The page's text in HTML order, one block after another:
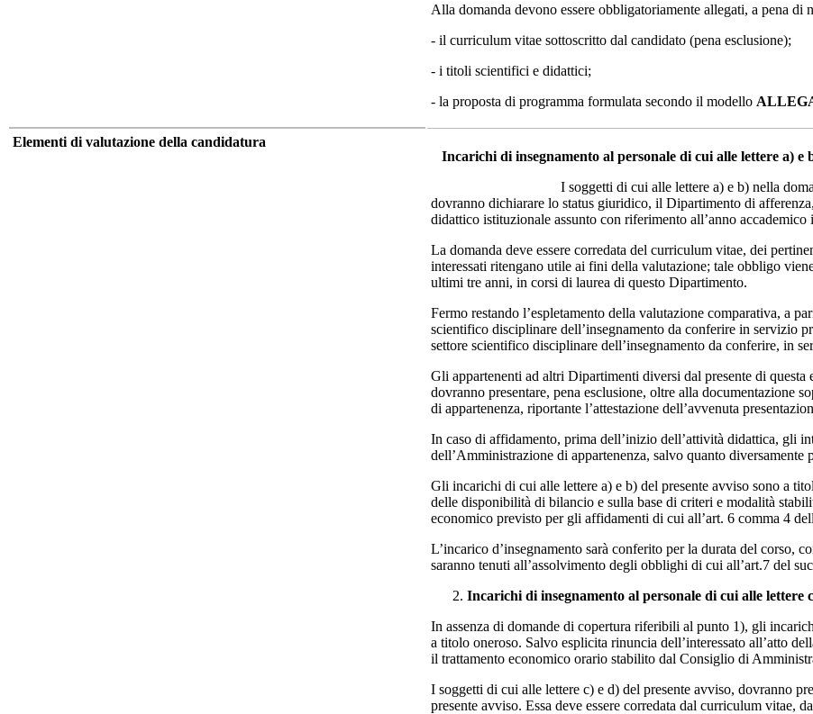
Alla domanda devono essere obbligatoriamente allegati, a pena di
- il curriculum vitae sottoscritto dal candidato (pena esclusione);
- i titoli scientifici e didattici;
- la proposta di programma formulata secondo il modello
Elementi di valutazione della candidatura
Incarichi di insegnamento al personale di cui alle lettere a) e
I soggetti di cui alle lettere a) e b) nella domanda,
dovranno dichiarare lo status giuridico, il Dipartimento di
didattico istituzionale assunto con riferimento all’anno accademico
La domanda deve essere corredata del curriculum vitae, dei
interessati ritengano utile ai fini della valutazione; tale obbligo
ultimi tre anni, in corsi di laurea di questo Dipartimento.
Fermo restando l’espletamento della valutazione comparativa, a
scientifico disciplinare dell’insegnamento da conferire in servizio
settore scientifico disciplinare dell’insegnamento da conferire, in
Gli appartenenti ad altri Dipartimenti diversi dal presente di
dovranno presentare, pena esclusione, oltre alla documentazione
di appartenenza, riportante l’attestazione dell’avvenuta
In caso di affidamento, prima dell’inizio dell’attività didattica, gli
dell’Amministrazione di appartenenza, salvo quanto diversamente
Gli incarichi di cui alle lettere a) e b) del presente avviso sono a
delle disponibilità di bilancio e sulla base di criteri e modalità
economico previsto per gli affidamenti di cui all’art. 6 comma 4
L’incarico d’insegnamento sarà conferito per la durata del
saranno tenuti all’assolvimento degli obblighi di cui all’art.7 del
Incarichi di insegnamento al personale di cui alle lettere
In assenza di domande di copertura riferibili al punto 1), gli
a titolo oneroso. Salvo esplicita rinuncia dell’interessato all’atto
il trattamento economico orario stabilito dal Consiglio di
I soggetti di cui alle lettere c) e d) del presente avviso, dovranno
presente avviso. Essa deve essere corredata dal curriculum vitae,